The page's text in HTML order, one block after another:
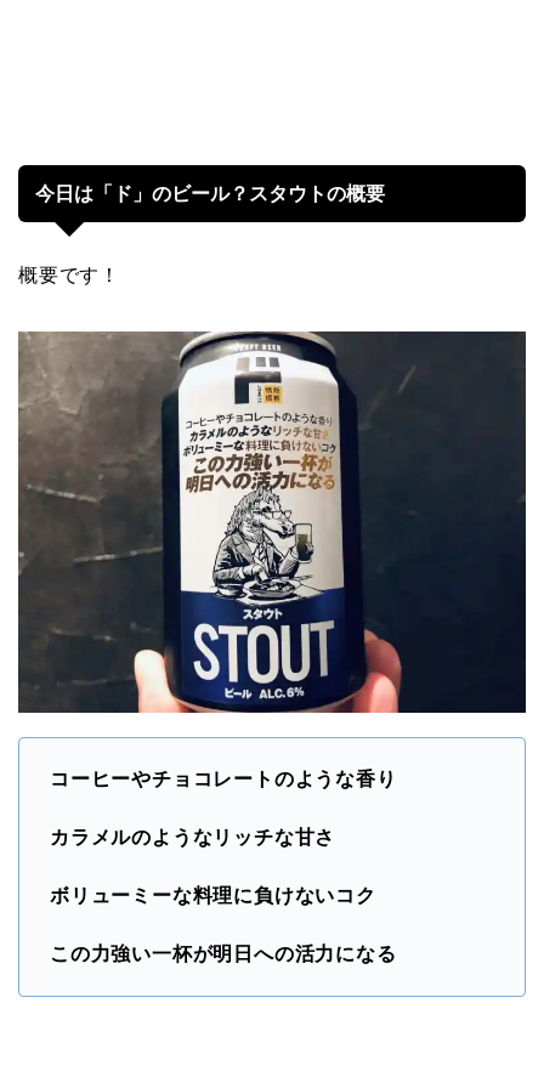
今日は「ド」のビール？スタウトの概要
概要です！
コーヒーやチョコレートのような香り
カラメルのようなリッチな甘さ
ボリューミーな料理に負けないコク
この力強い一杯が明日への活力になる